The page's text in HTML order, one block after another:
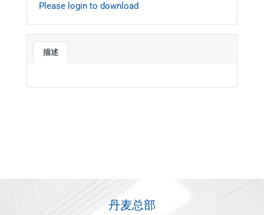
Please login to download
描述
丹麦总部